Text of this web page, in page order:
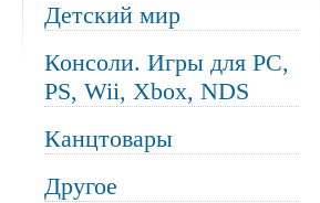
Детский мир
Консоли. Игры для PC,
PS, Wii, Xbox, NDS
Канцтовары
Другое